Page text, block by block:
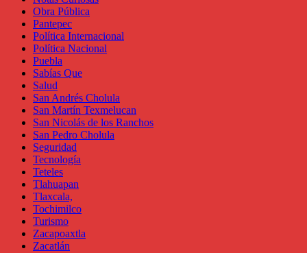
Obra Pública
Pantepec
Política Internacional
Política Nacional
Puebla
Sabías Que
Salud
San Andrés Cholula
San Martín Texmelucan
San Nicolás de los Ranchos
San Pedro Cholula
Seguridad
Tecnología
Teteles
Tlahuapan
Tlaxcala,
Tochimilco
Turismo
Zacapoaxtla
Zacatlán